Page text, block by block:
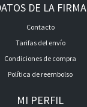
DE LA FIRMA
Contacto
Tarifas del envío
Condiciones de compra
Política de reembolso
MI PERFIL